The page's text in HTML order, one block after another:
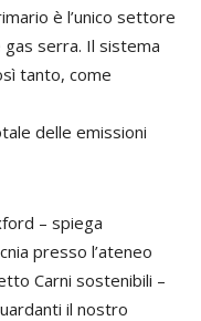
è l’unico settore
gas serra. Il sistema
tanto, come
delle emissioni
– spiega
presso l’ateneo
Carni sostenibili –
il nostro